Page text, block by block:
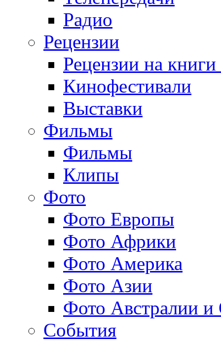
Радио
Рецензии
Рецензии на
Кинофестивали
Выставки
Фильмы
Фильмы
Клипы
Фото
Фото Европы
Фото Африки
Фото Америка
Фото Азии
Фото Австралии и
События